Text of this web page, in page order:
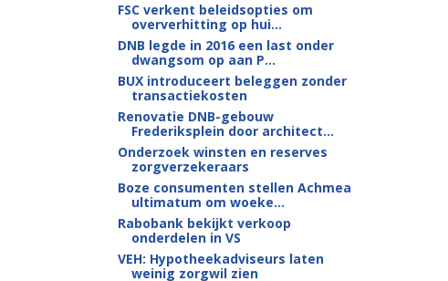
FSC verkent beleidsopties om
oververhitting op hui...
DNB legde in 2016 een last onder
dwangsom op aan P...
BUX introduceert beleggen zonder
transactiekosten
Renovatie DNB-gebouw
Frederiksplein door architect...
Onderzoek winsten en reserves
zorgverzekeraars
Boze consumenten stellen Achmea
ultimatum om woeke...
Rabobank bekijkt verkoop
onderdelen in VS
VEH: Hypotheekadviseurs laten
weinig zorgwil zien